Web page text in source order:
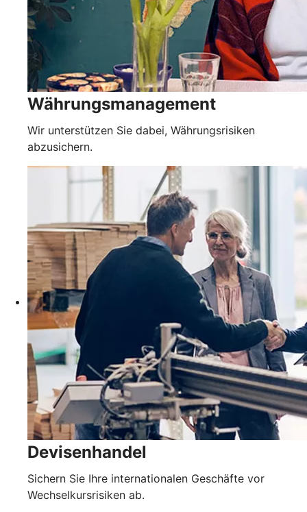
Währungsmanagement
Wir unterstützen Sie dabei, Währungsrisiken
abzusichern.
Devisenhandel
Sichern Sie Ihre internationalen Geschäfte vor
Wechselkursrisiken ab.